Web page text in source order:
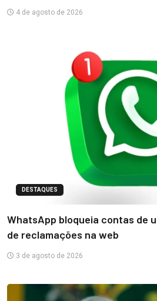
4 de agosto de 2026
DESTAQUES
WhatsApp bloqueia contas de
de reclamações na web
3 de agosto de 2026